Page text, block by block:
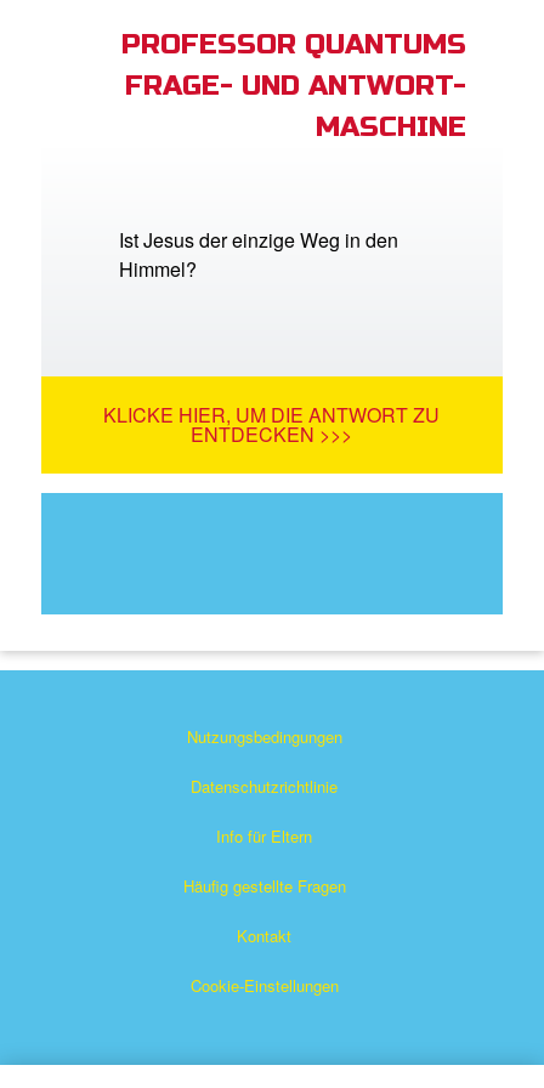
PROFESSOR QUANTUMS
FRAGE- UND ANTWORT-
MASCHINE
Ist Jesus der einzige Weg in den
Himmel?
KLICKE HIER, UM DIE ANTWORT ZU
ENTDECKEN >>>
Nutzungsbedingungen
Datenschutzrichtlinie
Info für Eltern
Häufig gestellte Fragen
Kontakt
Cookie-Einstellungen